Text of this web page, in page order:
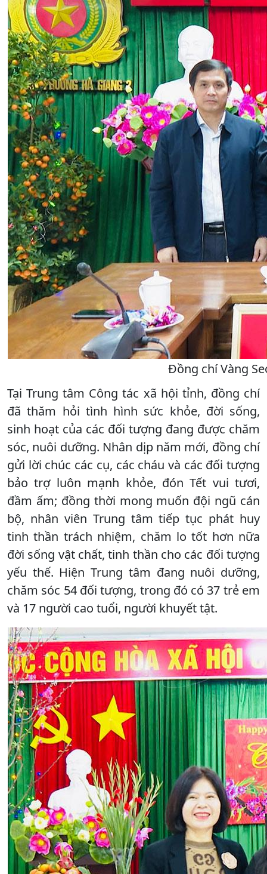
Đồng chí Vàng
Tại Trung tâm Công tác xã hội tỉnh, đồng chí
đã thăm hỏi tình hình sức khỏe, đời sống,
sinh hoạt của các đối tượng đang được chăm
sóc, nuôi dưỡng. Nhân dịp năm mới, đồng chí
gửi lời chúc các cụ, các cháu và các đối tượng
bảo trợ luôn mạnh khỏe, đón Tết vui tươi,
đầm ấm; đồng thời mong muốn đội ngũ cán
bộ, nhân viên Trung tâm tiếp tục phát huy
tinh thần trách nhiệm, chăm lo tốt hơn nữa
đời sống vật chất, tinh thần cho các đối tượng
yếu thế. Hiện Trung tâm đang nuôi dưỡng,
chăm sóc 54 đối tượng, trong đó có 37 trẻ em
và 17 người cao tuổi, người khuyết tật.